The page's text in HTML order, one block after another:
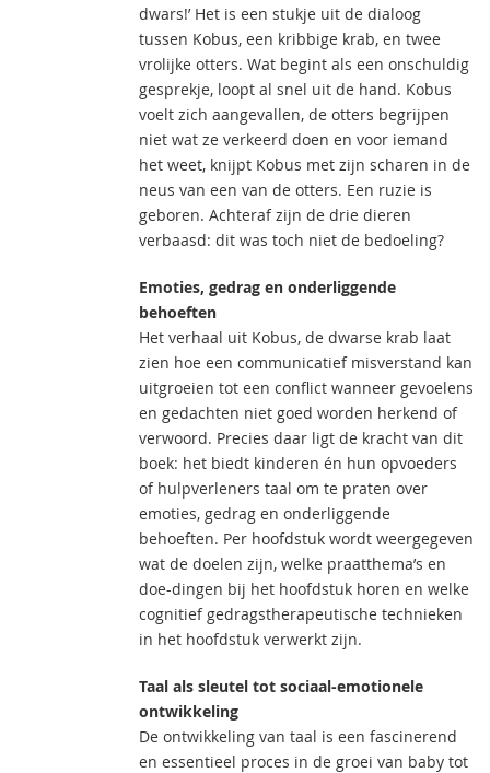
dwars!’ Het is een stukje uit de dialoog
tussen Kobus, een kribbige krab, en twee
vrolijke otters. Wat begint als een onschuldig
gesprekje, loopt al snel uit de hand. Kobus
voelt zich aangevallen, de otters begrijpen
niet wat ze verkeerd doen en voor iemand
het weet, knijpt Kobus met zijn scharen in de
neus van een van de otters. Een ruzie is
geboren. Achteraf zijn de drie dieren
verbaasd: dit was toch niet de bedoeling?
Emoties, gedrag en onderliggende
behoeften
Het verhaal uit Kobus, de dwarse krab laat
zien hoe een communicatief misverstand kan
uitgroeien tot een conflict wanneer gevoelens
en gedachten niet goed worden herkend of
verwoord. Precies daar ligt de kracht van dit
boek: het biedt kinderen én hun opvoeders
of hulpverleners taal om te praten over
emoties, gedrag en onderliggende
behoeften. Per hoofdstuk wordt weergegeven
wat de doelen zijn, welke praatthema’s en
doe-dingen bij het hoofdstuk horen en welke
cognitief gedragstherapeutische technieken
in het hoofdstuk verwerkt zijn.
Taal als sleutel tot sociaal-emotionele
ontwikkeling
De ontwikkeling van taal is een fascinerend
en essentieel proces in de groei van baby tot